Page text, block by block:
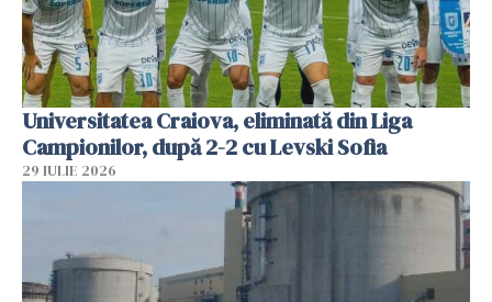
Universitatea Craiova, eliminată din Liga
Campionilor, după 2-2 cu Levski Sofia
29 IULIE 2026